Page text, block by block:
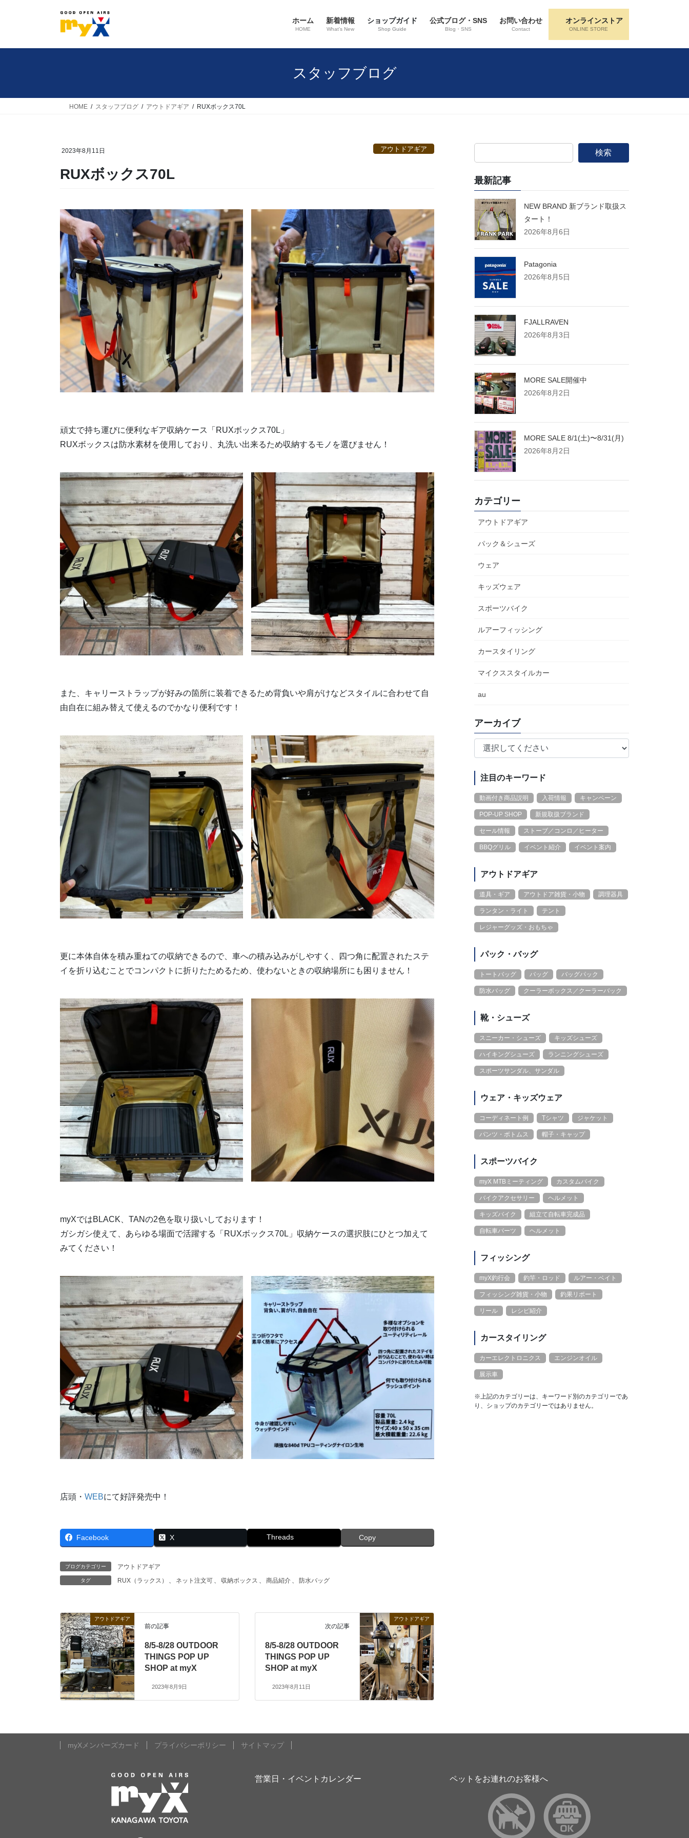
ン
ー
ホーム
HOME
新着情報
What’s New
ショップガイド
Shop Guide
公式ブログ・SNS
Blog・SNS
お問い合わせ
Contact
オンラインストア
ONLINE STORE
スタッフブログ
HOME スタッフブログ アウトドアギア RUXボックス70L
2023年8月11日 アウトドアギア
RUXボックス70L
頑丈で持ち運びに便利なギア収納ケース「RUXボックス70L」
RUXボックスは防水素材を使用しており、丸洗い出来るため収納するモノを選びません！
また、キャリーストラップが好みの箇所に装着できるため背負いや肩がけなどスタイルに合わせて自
由自在に組み替えて使えるのでかなり便利です！
更に本体自体を積み重ねての収納できるので、車への積み込みがしやすく、四つ角に配置されたステ
イを折り込むことでコンパクトに折りたためるため、使わないときの収納場所にも困りません！
myXではBLACK、TANの2色を取り扱いしております！
ガシガシ使えて、あらゆる場面で活躍する「RUXボックス70L」収納ケースの選択肢にひとつ加えて
みてください！
店頭・ WEBにて好評発売中！
Facebook X Threads Copy
ブログカテゴリー アウトドアギア
タグ RUX（ラックス） 、 ネット注文可 、 収納ボックス 、 商品紹介 、 防水バッグ
アウトドアギア
前の記事
8/5-8/28 OUTDOOR
THINGS POP UP
SHOP at myX
2023年8月9日
アウトドアギア
次の記事
8/5-8/28 OUTDOOR
THINGS POP UP
SHOP at myX
2023年8月11日
検索
最新記事
NEW BRAND 新ブランド取扱ス
タート！
2026年8月6日
Patagonia
2026年8月5日
FJALLRAVEN
2026年8月3日
MORE SALE開催中
2026年8月2日
MORE SALE 8/1(土)〜8/31(月)
2026年8月2日
カテゴリー
アウトドアギア
パック＆シューズ
ウェア
キッズウェア
スポーツバイク
ルアーフィッシング
カースタイリング
マイクススタイルカー
au
アーカイブ
注目のキーワード
動画付き商品説明 入荷情報 キャンペーン
POP-UP SHOP 新規取扱ブランド
セール情報 ストーブ／コンロ／ヒーター
BBQグリル イベント紹介 イベント案内
アウトドアギア
道具・ギア アウトドア雑貨・小物 調理器具
ランタン・ライト テント
レジャーグッズ・おもちゃ
パック・バッグ
トートバッグ バッグ バッグパック
防水バッグ クーラーボックス／クーラーバック
靴・シューズ
スニーカー・シューズ キッズシューズ
ハイキングシューズ ランニングシューズ
スポーツサンダル、サンダル
ウェア・キッズウェア
コーディネート例 Tシャツ ジャケット
パンツ・ボトムス 帽子・キャップ
スポーツバイク
myX MTBミーティング カスタムバイク
バイクアクセサリー ヘルメット
キッズバイク 組立て自転車完成品
自転車パーツ ヘルメット
フィッシング
myX釣行会 釣竿・ロッド ルアー・ベイト
フィッシング雑貨・小物 釣果リポート
リール レシピ紹介
カースタイリング
カーエレクトロニクス エンジンオイル
展示車
※上記のカテゴリーは、キーワード別のカテゴリーであ
り、ショップのカテゴリーではありません。
myXメンバーズカード プライバシーポリシー サイトマップ
営業日・イベントカレンダー ペットをお連れのお客様へ